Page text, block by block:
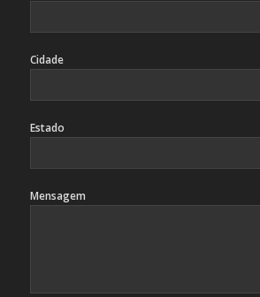
Cidade
Estado
Mensagem